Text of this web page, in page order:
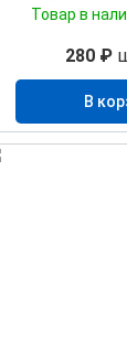
Товар в
280 ₽
В